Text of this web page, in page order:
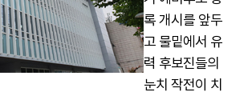
록 개시를 앞두
고 물밑에서 유
력 후보진들의
눈치 작전이 치